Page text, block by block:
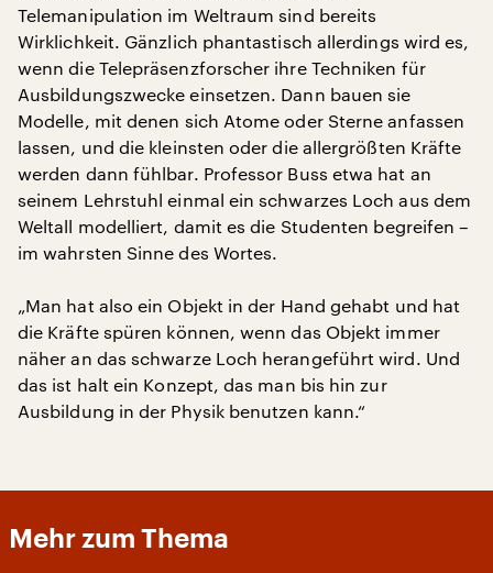
Telemanipulation im Weltraum sind bereits
Wirklichkeit. Gänzlich phantastisch allerdings wird es,
wenn die Telepräsenzforscher ihre Techniken für
Ausbildungszwecke einsetzen. Dann bauen sie
Modelle, mit denen sich Atome oder Sterne anfassen
lassen, und die kleinsten oder die allergrößten Kräfte
werden dann fühlbar. Professor Buss etwa hat an
seinem Lehrstuhl einmal ein schwarzes Loch aus dem
Weltall modelliert, damit es die Studenten begreifen –
im wahrsten Sinne des Wortes.
„Man hat also ein Objekt in der Hand gehabt und hat
die Kräfte spüren können, wenn das Objekt immer
näher an das schwarze Loch herangeführt wird. Und
das ist halt ein Konzept, das man bis hin zur
Ausbildung in der Physik benutzen kann.“
Mehr zum Thema